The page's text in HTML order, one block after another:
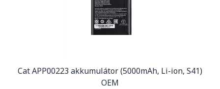
Cat APP00223 akkumulátor (5000mAh, Li-ion, S41)
OEM